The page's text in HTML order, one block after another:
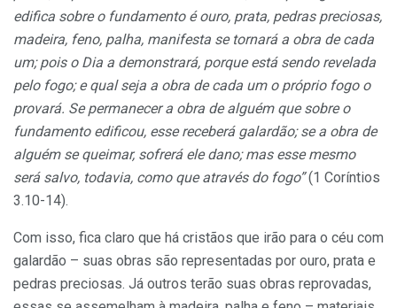
edifica sobre o fundamento é ouro, prata, pedras preciosas,
madeira, feno, palha, manifesta se tornará a obra de cada
um; pois o Dia a demonstrará, porque está sendo revelada
pelo fogo; e qual seja a obra de cada um o próprio fogo o
provará. Se permanecer a obra de alguém que sobre o
fundamento edificou, esse receberá galardão; se a obra de
alguém se queimar, sofrerá ele dano; mas esse mesmo
será salvo, todavia, como que através do fogo”(1 Coríntios
3.10-14).
Com isso, fica claro que há cristãos que irão para o céu com
galardão – suas obras são representadas por ouro, prata e
pedras preciosas. Já outros terão suas obras reprovadas,